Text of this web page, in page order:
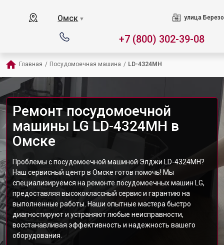
Омск ▼ улица
+7 (800) 302-39-08
Главная / Посудомоечная машина / LD-4324MH
Ремонт посудомоечной
машины LG LD-4324MH в
Омске
Проблемы с посудомоечной машиной Элджи LD-4324MH?
Наш сервисный центр в Омске готов помочь! Мы
специализируемся на ремонте посудомоечных машин LG,
предоставляя высококлассный сервис и гарантию на
выполненные работы. Наши опытные мастера быстро
диагностируют и устраняют любые неисправности,
восстанавливая эффективность и надежность вашего
оборудования.